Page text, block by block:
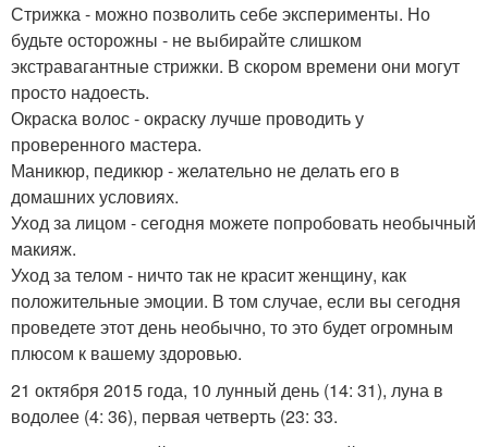
Стрижка - можно позволить себе эксперименты. Но
будьте осторожны - не выбирайте слишком
экстравагантные стрижки. В скором времени они могут
просто надоесть.
Окраска волос - окраску лучше проводить у
проверенного мастера.
Маникюр, педикюр - желательно не делать его в
домашних условиях.
Уход за лицом - сегодня можете попробовать необычный
макияж.
Уход за телом - ничто так не красит женщину, как
положительные эмоции. В том случае, если вы сегодня
проведете этот день необычно, то это будет огромным
плюсом к вашему здоровью.
21 октября 2015 года, 10 лунный день (14: 31), луна в
водолее (4: 36), первая четверть (23: 33.